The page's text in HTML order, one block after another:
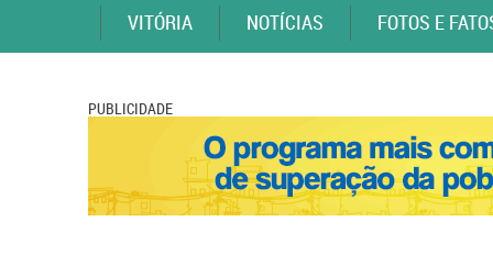
VITÓRIA NOTÍCIAS FOTOS E
PUBLICIDADE